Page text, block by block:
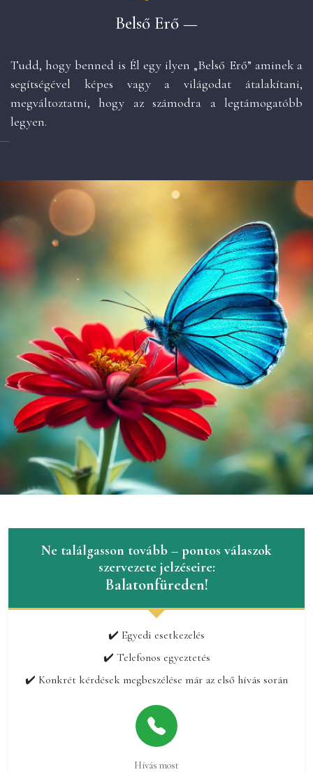
Belső Erő —
Tudd, hogy benned is Él egy ilyen „Belső Erő” aminek a
segítségével képes vagy a világodat átalakítani,
megváltoztatni, hogy az számodra a legtámogatóbb
legyen.
Ne találgasson tovább – pontos válaszok
szervezete jelzéseire:
Balatonfüreden!
✔️ Egyedi esetkezelés
✔️ Telefonos egyeztetés
✔️ Konkrét kérdések megbeszélése már az első hívás során
Hívás most